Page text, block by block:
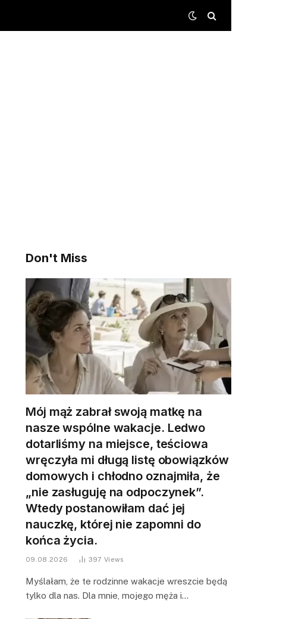
Don't Miss
Mój mąż zabrał swoją matkę na
nasze wspólne wakacje. Ledwo
dotarliśmy na miejsce, teściowa
wręczyła mi długą listę obowiązków
domowych i chłodno oznajmiła, że
„nie zasługuję na odpoczynek”.
Wtedy postanowiłam dać jej
nauczkę, której nie zapomni do
końca życia.
09.08.2026 397 Views
Myślałam, że te rodzinne wakacje wreszcie będą
tylko dla nas. Dla mnie, mojego męża i…